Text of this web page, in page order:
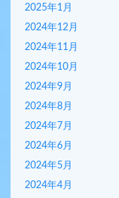
2025年1月
2024年12月
2024年11月
2024年10月
2024年9月
2024年8月
2024年7月
2024年6月
2024年5月
2024年4月